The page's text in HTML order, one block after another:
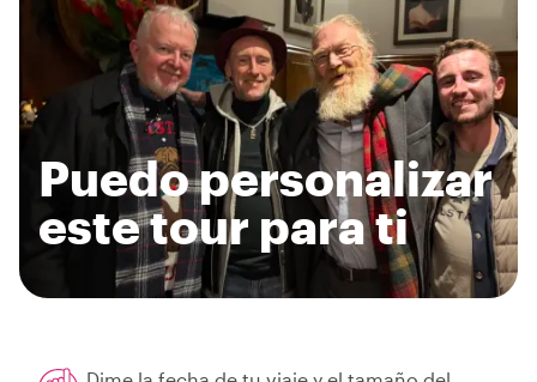
Puedo personalizar
este tour para ti